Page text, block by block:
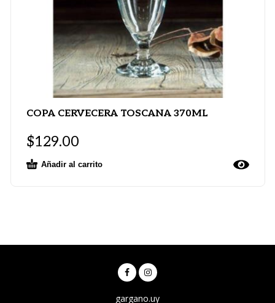
COPA CERVECERA TOSCANA 370ML
$129.00
Añadir al carrito
gargano.uy